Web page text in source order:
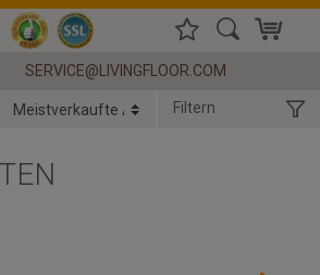
SERVICE@LIVINGFLOOR.COM
Filtern